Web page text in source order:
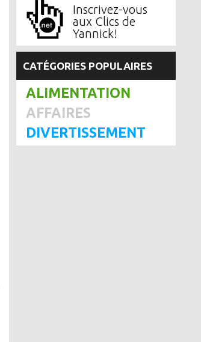
Inscrivez-vous
aux Clics de
Yannick!
CATÉGORIES POPULAIRES
ALIMENTATION
AFFAIRES
DIVERTISSEMENT